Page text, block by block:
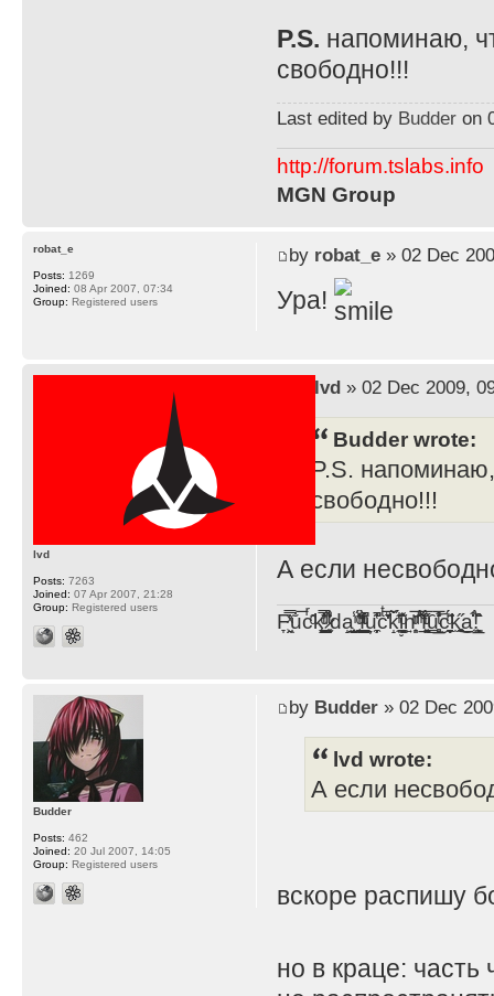
P.S. напоминаю,
свободно!!!
Last edited by Budderon
http://forum.tslabs.info
MGN Group
by robat_e» 02 Dec
Ура!
robat_e
Posts: 1269
Joined: 08 Apr 2007, 07:34
Group: Registered users
lvd» 02 Dec 2009,
Budder wrote:
P.S.
свободно!!!
А если
F̞͖̭̿̔ͯu̐̅cͬ̑ͩk̨̤̳͇̮̭̪̠̽̿̓̆ͭͩ ̷̩̰͎̩͓̘̾̀ͬ̊ͭ͛ͅda̝̺͙̬͎̝̾͟ ̰̜̝̯͉̯̖̓̎́ͨ̽ͫ͟f̟͇̭̀ͬͨͭ̐̚u̹̼̹̗̞͑̔͂͐̚cͭ̅̊̆̒̆ǩ̝̩̯́ͥ̔̍̑ḭ͓͍̳̬ͦ̽͂n͍͎͈̈̅ͩͬ ̊ͫ̂̾̑̈́f̲͚͉͓͗̋́ͧͦ̅ȗ͇̲̻͈̲̅̎͗͒ͭ͡c̬̟̠̹̯̈́ͩ͘ͅk̫̠̻̋͜a̲͒̾̇!͙͕̺͉̗̩̲̂̏̄̀
lvd
Posts: 7263
Joined: 07 Apr 2007, 21:28
Group: Registered users
by Budder» 02 Dec
lvd wrote:
А если
вскоре распишу
но в краце: часть
Budder
Posts: 462
Joined: 20 Jul 2007, 14:05
Group: Registered users